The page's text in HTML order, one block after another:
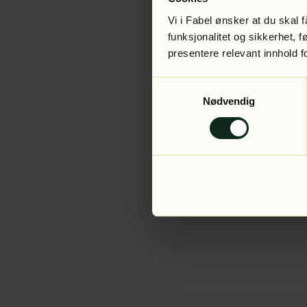
Vi i Fabel ønsker at du skal
funksjonalitet og sikkerhet,
presentere relevant innhold
Nødvendig
Application